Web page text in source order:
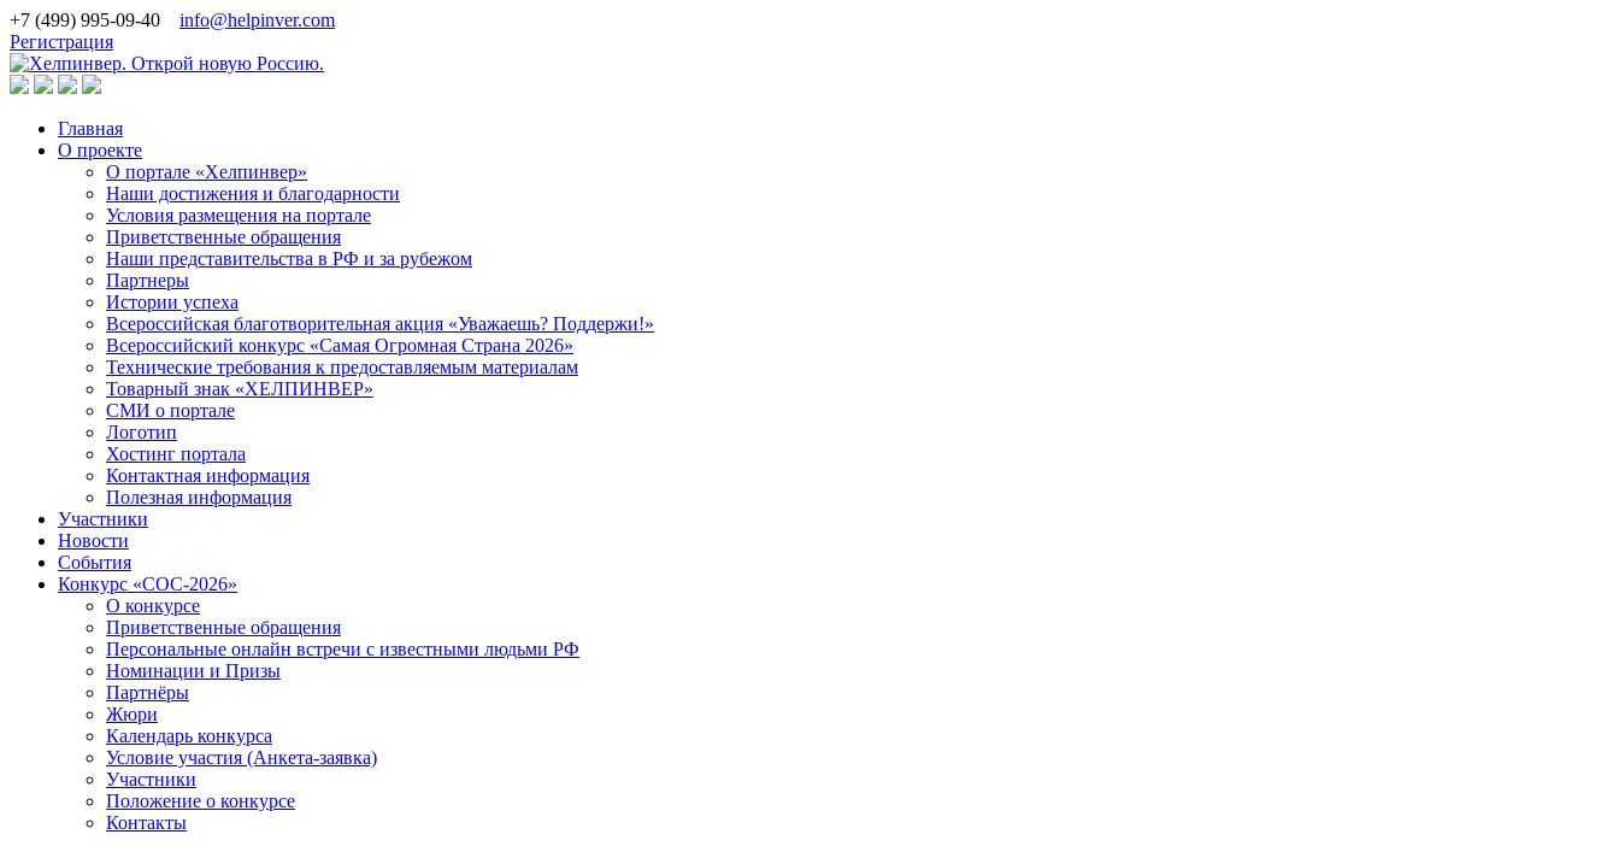
+7 (499) 995-09-40
info@helpinver.com
Регистрация
Главная
О проекте
О портале «Хелпинвер»
Наши достижения и благодарности
Условия размещения на портале
Приветственные обращения
Наши представительства в РФ и за рубежом
Партнеры
Истории успеха
Всероссийская благотворительная акция «Уважаешь? Поддержи!»
Всероссийский конкурс «Самая Огромная Страна 2026»
Технические требования к предоставляемым материалам
Товарный знак «ХЕЛПИНВЕР»
СМИ о портале
Логотип
Хостинг портала
Контактная информация
Полезная информация
Участники
Новости
События
Конкурс «СОС-2026»
О конкурсе
Приветственные обращения
Персональные онлайн встречи с известными людьми РФ
Номинации и Призы
Партнёры
Жюри
Календарь конкурса
Условие участия (Анкета-заявка)
Участники
Положение о конкурсе
Контакты